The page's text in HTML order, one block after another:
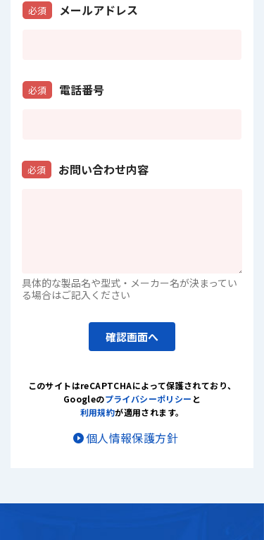
メールアドレス
必須
電話番号
必須
お問い合わせ内容
必須
具体的な製品名や型式・メーカー名が決まってい
る場合はご記入ください
確認画面へ
このサイトはreCAPTCHAによって保護されており、
Googleのプライバシーポリシー と
利用規約が適用されます。
個人情報保護方針